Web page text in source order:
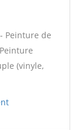
Peinture de
(vinyle,